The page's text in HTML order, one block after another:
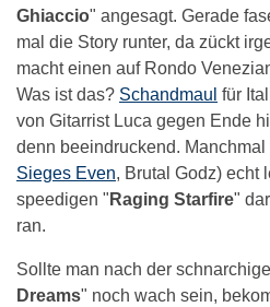
Ghiaccio" angesagt. Gerade
mal die Story runter, da zückt
macht einen auf Rondo
Was ist das? Schandmaul für
von Gitarrist Luca gegen Ende
denn beeindruckend.
Sieges Even, Brutal Godz) echt
speedigen " Raging Starfire"
ran.
Sollte man nach der
Dreams" noch wach sein,